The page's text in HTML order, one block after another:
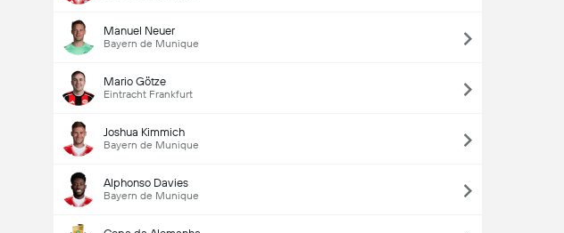
Manuel Neuer
Bayern de Munique
Mario Götze
Eintracht Frankfurt
Joshua Kimmich
Bayern de Munique
Alphonso Davies
Bayern de Munique